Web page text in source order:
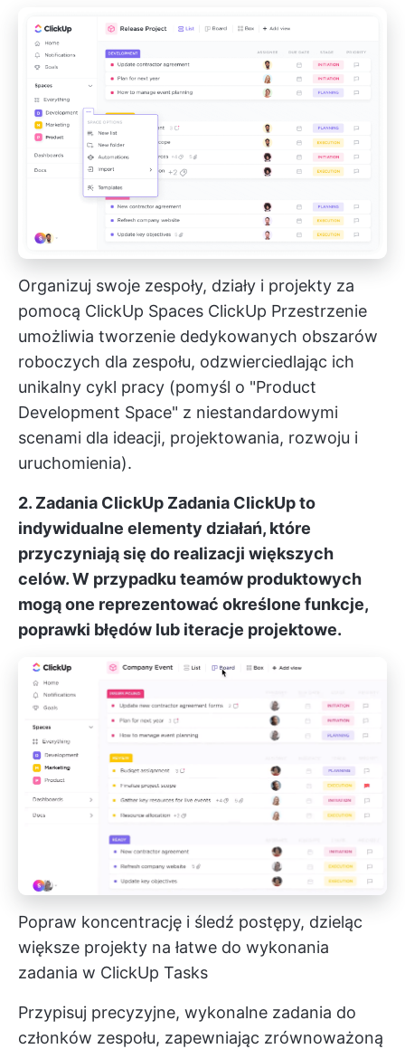
Organizuj swoje zespoły, działy i projekty za
pomocą ClickUp Spaces ClickUp Przestrzenie
umożliwia tworzenie dedykowanych obszarów
roboczych dla zespołu, odzwierciedlając ich
unikalny cykl pracy (pomyśl o "Product
Development Space" z niestandardowymi
scenami dla ideacji, projektowania, rozwoju i
uruchomienia).
2. Zadania ClickUp Zadania ClickUpto
indywidualne elementy działań, które
przyczyniają się do realizacji większych
celów. W przypadku teamów produktowych
mogą one reprezentować określone funkcje,
poprawki błędów lub iteracje projektowe.
Popraw koncentrację i śledź postępy, dzieląc
większe projekty na łatwe do wykonania
zadania w ClickUp Tasks
Przypisuj precyzyjne, wykonalne zadania do
członków zespołu, zapewniając zrównoważoną